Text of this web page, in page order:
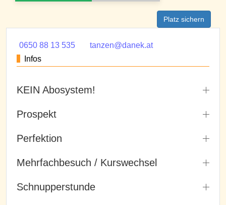
Platz sichern
0650 88 13 535
tanzen@danek.at
Infos
KEIN Abosystem!
Prospekt
Perfektion
Mehrfachbesuch / Kurswechsel
Schnupperstunde